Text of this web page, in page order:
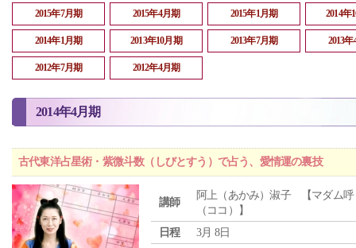
2015年7月期 2015年4月期 2015年1月期 2014年
2014年1月期 2013年10月期 2013年7月期 2013
2012年7月期 2012年4月期
2014年4月期
古代東洋占星術・紫微斗数（しびとすう）で占う、愛情運の裏技
講師
阿上（あかみ）淑子 【マダム呼
（ココ）】
日程
3月 8日